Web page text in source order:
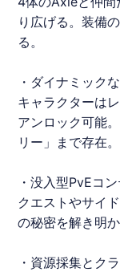
り広げる。装備
る。
・ダイナミック
キャラクターは
アンロック可能
リー」まで存在。
・没入型PvEコ
クエストやサイ
の秘密を解き明か
・資源採集とク